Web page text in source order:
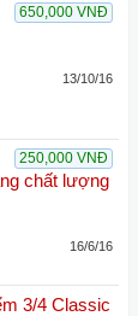
650,000 VNĐ
13/10/16
250,000 VNĐ
chất lượng
16/6/16
3/4 Classic